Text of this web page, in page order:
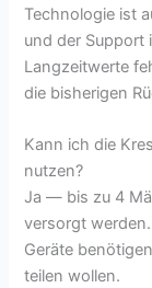
Technologie ist
und der Support
Langzeitwerte
die bisherigen
Kann ich die
nutzen?
Ja — bis zu 4
versorgt
Geräte
teilen wollen.